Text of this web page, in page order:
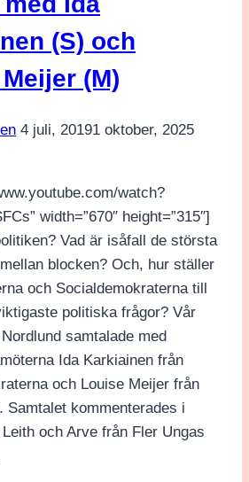
(S) och
(M)
4 juli, 20191 oktober, 2025
watch?
width=”670″ height=”315″]
Vad är isåfall de största
blocken? Och, hur ställer
och Socialdemokraterna till
politiska frågor? Vår
samtalade med
Ida Karkiainen från
och Louise Meijer från
Samtalet kommenterades i
och Arve från Fler Ungas